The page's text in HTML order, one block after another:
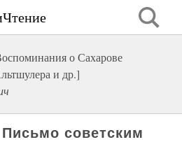
о Сахарове
и др.]
советским